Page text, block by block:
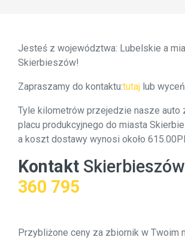
Jesteś z województwa: Lubelskie a
Skierbieszów!
Zapraszamy do kontaktu:tutaj lub
Tyle kilometrów przejedzie nasze auto
placu produkcyjnego do miasta
a koszt dostawy wynosi około
Kontakt Skierbieszów
360 795
Przybliżone ceny za zbiornik w Twoim